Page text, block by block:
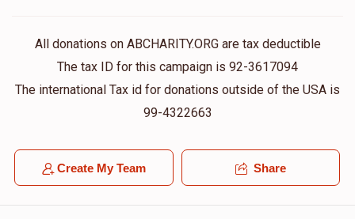
All donations on ABCHARITY.ORG are tax deductible
The tax ID for this campaign is 92-3617094
The international Tax id for donations outside of the USA is
99-4322663
Create My Team Share